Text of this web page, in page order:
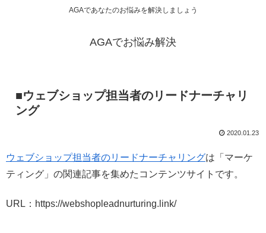
AGAであなたのお悩みを解決しましょう
AGAでお悩み解決
■ウェブショップ担当者のリードナーチャリ
ング
2020.01.23
ウェブショップ担当者のリードナーチャリングは「マーケ
ティング」の関連記事を集めたコンテンツサイトです。
URL：https://webshopleadnurturing.link/